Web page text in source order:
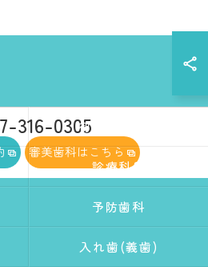
316-0305
審美歯科はこちら
初めての方へ
診療科目
予防歯科
入れ歯(義歯)